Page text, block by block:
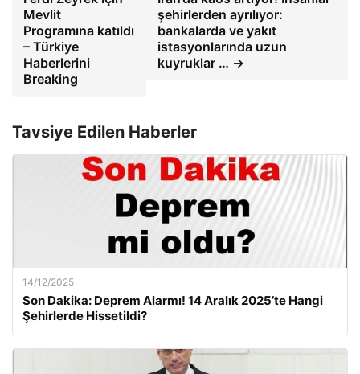
Mevlit
Programına katıldı
– Türkiye
Haberlerini
Breaking
şehirlerden ayrılıyor:
bankalarda ve yakıt
istasyonlarında uzun
kuyruklar … →
Tavsiye Edilen Haberler
14/12/2025
Son Dakika: Deprem Alarmı! 14 Aralık 2025’te Hangi
Şehirlerde Hissetildi?